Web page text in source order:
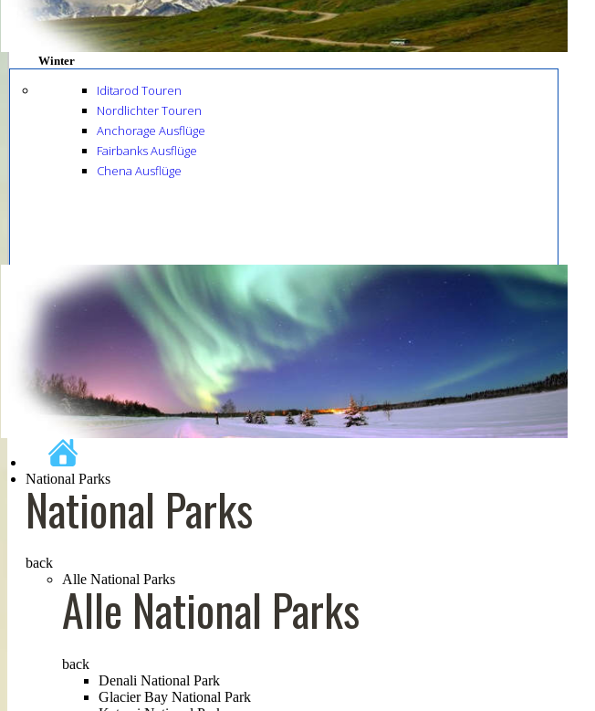
Winter
Iditarod Touren
Nordlichter Touren
Anchorage Ausflüge
Fairbanks Ausflüge
Chena Ausflüge
National Parks
National Parks
back
Alle National Parks
Alle National Parks
back
Denali National Park
Glacier Bay National Park